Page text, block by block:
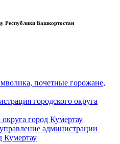
Республики Башкортостан
почетные горожане,
городского округа
город Кумертау
администрации
Кумертау